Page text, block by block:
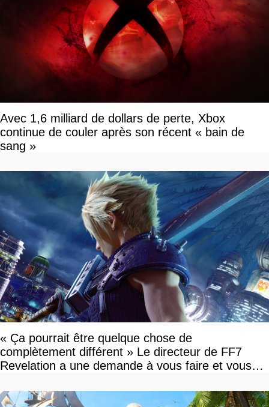
Avec 1,6 milliard de dollars de perte, Xbox
continue de couler après son récent « bain de
sang »
« Ça pourrait être quelque chose de
complètement différent » Le directeur de FF7
Revelation a une demande à vous faire et vous